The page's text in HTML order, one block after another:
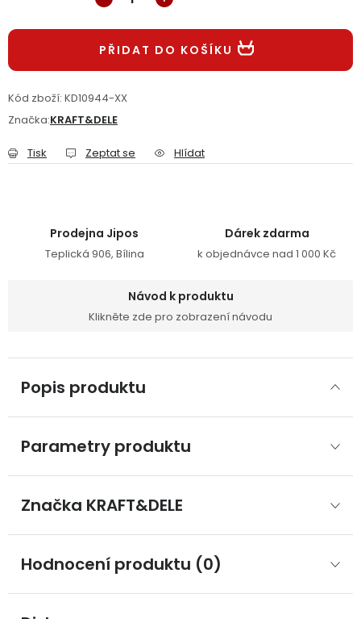
Obchodní podmínky
Podmínky ochrany osobních údajů
PŘIDAT DO KOŠÍKU
Kód zboží: KD10944-XX
Značka:KRAFT&DELE
Tisk Zeptat se Hlídat
Prodejna Jipos
Teplická 906, Bílina
Dárek zdarma
k objednávce nad 1 000 Kč
Návod k produktu
Klikněte zde pro zobrazení návodu
Popis produktu
Parametry produktu
Značka KRAFT&DELE
Hodnocení produktu (0)